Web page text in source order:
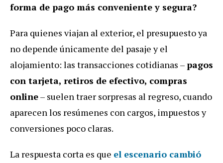
forma de pago más conveniente y segura?
Para quienes viajan al exterior, el presupuesto ya
no depende únicamente del pasaje y el
alojamiento: las transacciones cotidianas –pagos
con tarjeta, retiros de efectivo, compras
online– suelen traer sorpresas al regreso, cuando
aparecen los resúmenes con cargos, impuestos y
conversiones poco claras.
La respuesta corta es que el escenario cambió